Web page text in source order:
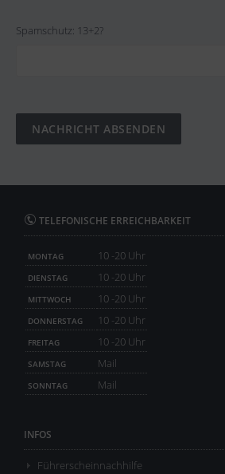
Spamschutz: 13+2?
TELEFONISCHE ERREICHBARKEIT
MONTAG 10 -20 Uhr
DIENSTAG 10 -20 Uhr
MITTWOCH 10 -20 Uhr
DONNERSTAG 10 -20 Uhr
FREITAG 10 -20 Uhr
SAMSTAG Mail
SONNTAG Mail
INFOS
Führerscheinnachhilfe